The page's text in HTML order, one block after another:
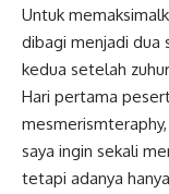
Untuk
dibagi menjadi dua
kedua setelah
Hari pertama
saya ingin sekali
tetapi adanya